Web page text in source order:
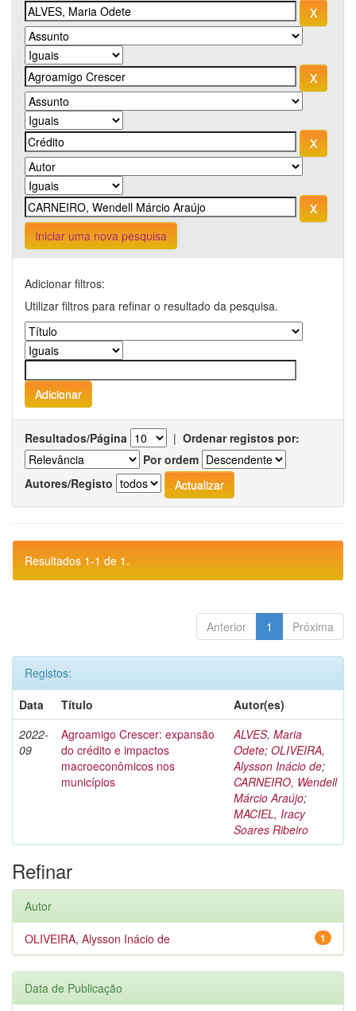
Iniciar uma nova pesquisa
Adicionar filtros:
Utilizar filtros para refinar o resultado da pesquisa.
Resultados/Página | Ordenar registos por:
Por ordem
Autores/Registo
Resultados 1-1 de 1.
Anterior 1 Próxima
Registos:
Data
Título
Autor(es)
2022-
09
Agroamigo Crescer: expansão
do crédito e impactos
macroeconômicos nos
municípios
ALVES, Maria
Odete; OLIVEIRA,
Alysson Inácio de;
CARNEIRO, Wendell
Márcio Araújo;
MACIEL, Iracy
Soares Ribeiro
Refinar
Autor
1
OLIVEIRA, Alysson Inácio de
Data de Publicação